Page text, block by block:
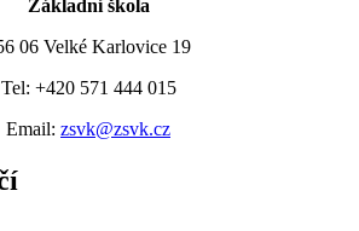
Základní škola
06 Velké Karlovice 19
Tel: +420 571 444 015
Email: zsvk@zsvk.cz